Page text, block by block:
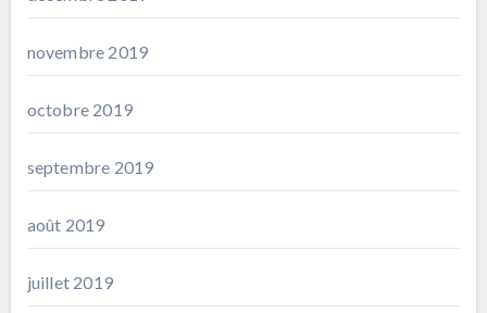
novembre 2019
octobre 2019
septembre 2019
août 2019
juillet 2019